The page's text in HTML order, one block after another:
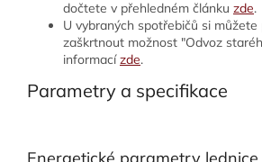
dočtete v přehledném článku zde.
U vybraných spotřebičů si
zaškrtnout možnost "Odvoz
informací zde.
Parametry a specifikace
Energetické parametry lednice